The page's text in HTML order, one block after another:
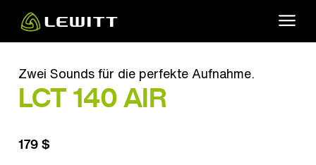
main
Zwei Sounds für die perfekte Aufnahme.
LCT 140 AIR
179 $